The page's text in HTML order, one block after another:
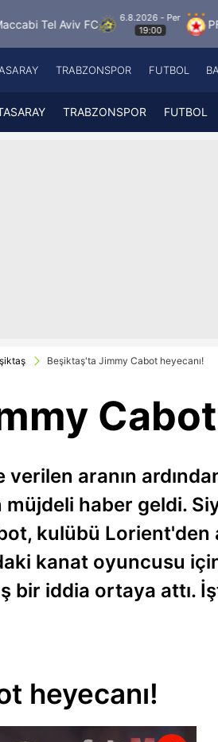
FC
6.8.2026 - Per
19:00
PFC CSKA Sofia
Fenerbahçe
Galatasaray
TRABZONSPOR FUTBOL
TRABZONSPOR FUTBOL
Beşiktaş'ta Jimmy Cabot heyecanı!
Cabot
aranın
haber geldi.
kulübü Lorient'den
kanat oyuncusu
bir iddia ortaya attı.
heyecanı!